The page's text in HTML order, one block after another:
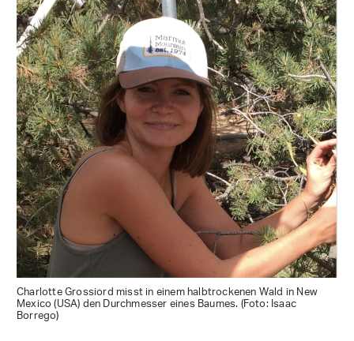
Charlotte Grossiord misst in einem halbtrockenen Wald in New
Mexico (USA) den Durchmesser eines Baumes. (Foto: Isaac
Borrego)